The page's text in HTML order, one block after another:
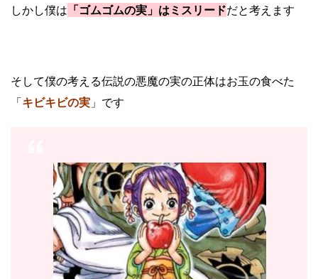
しかし僕は 「ゴムゴムの実 」はミスリードだと考えます
そして僕の考える伝説の悪魔の実の正体はお玉の食べた
「キビキビの実 」です